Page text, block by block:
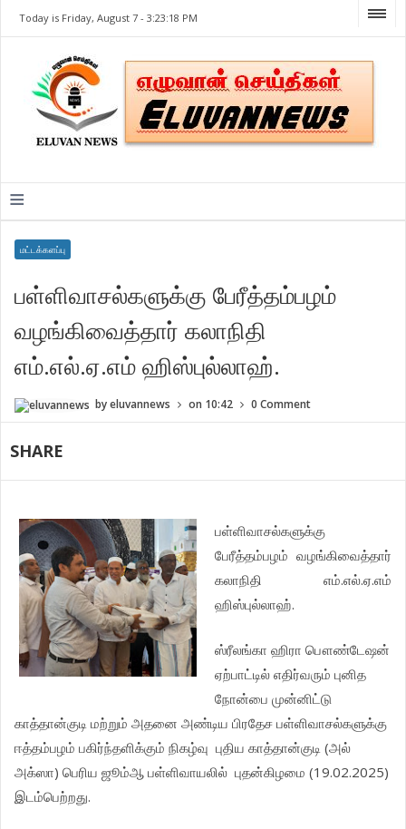
Today is Friday, August 7 -3:23:18 PM
≡
மட்டக்களப்பு
பள்ளிவாசல்களுக்கு பேரீத்தம்பழம்
வழங்கிவைத்தார் கலாநிதி
எம்.எல்.ஏ.எம் ஹிஸ்புல்லாஹ்.
byeluvannews on 10:42 0 Comment
SHARE
பள்ளிவாசல்களுக்கு
பேரீத்தம்பழம் வழங்கிவைத்தார்
கலாநிதி எம்.எல்.ஏ.எம்
ஹிஸ்புல்லாஹ்.
ஸ்ரீலங்கா ஹிரா பௌண்டேஷன்
ஏற்பாட்டில் எதிர்வரும் புனித
நோன்பை முன்னிட்டு
காத்தான்குடி மற்றும் அதனை அண்டிய பிரதேச பள்ளிவாசல்களுக்கு
ஈத்தம்பழம் பகிர்ந்தளிக்கும் நிகழ்வு புதிய காத்தான்குடி (அல்
அக்ஸா) பெரிய ஜூம்ஆ பள்ளிவாயலில் புதன்கிழமை (19.02.2025)
இடம்பெற்றது.